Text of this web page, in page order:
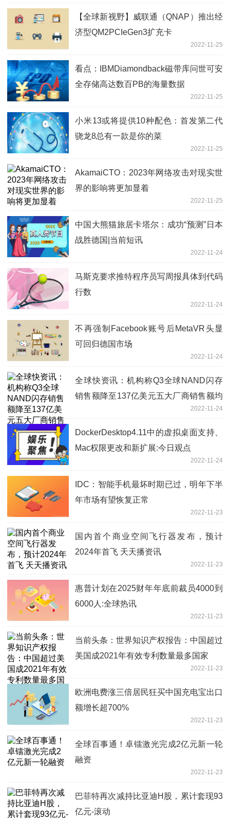
【全球新视野】威联通（QNAP）推出经
济型QM2PCIeGen3扩充卡
2022-11-25
看点：IBMDiamondback磁带库问世可安
全存储高达数百PB的海量数据
2022-11-25
小米13或将提供10种配色：首发第二代
骁龙8总有一款是你的菜
2022-11-25
AkamaiCTO：2023年网络攻击对现实世
界的影响将更加显着
2022-11-25
中国大熊猫旅居卡塔尔：成功“预测”日本
战胜德国|当前短讯
2022-11-24
马斯克要求推特程序员写周报具体到代码
行数
2022-11-24
不再强制Facebook账号后MetaVR头显
可回归德国市场
2022-11-24
全球快资讯：机构称Q3全球NAND闪存
销售额降至137亿美元五大厂商销售额均
2022-11-24
DockerDesktop4.11中的虚拟桌面支持、
Mac权限更改和新扩展:今日观点
2022-11-24
IDC：智能手机最坏时期已过，明年下半
年市场有望恢复正常
2022-11-23
国内首个商业空间飞行器发布，预计
2024年首飞 天天播资讯
2022-11-23
惠普计划在2025财年年底前裁员4000到
6000人:全球热讯
2022-11-23
当前头条：世界知识产权报告：中国超过
美国成2021年有效专利数量最多国家
2022-11-23
欧洲电费涨三倍居民狂买中国充电宝出口
额增长超700%
2022-11-23
全球百事通！卓镭激光完成2亿元新一轮
融资
2022-11-23
巴菲特再次减持比亚迪H股，累计套现93
亿元-滚动